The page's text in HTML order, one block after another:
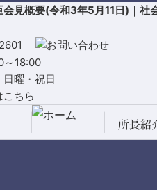
見概要(令和3年5月11日)｜社
～18:00
日曜・祝日
ちら
所長紹